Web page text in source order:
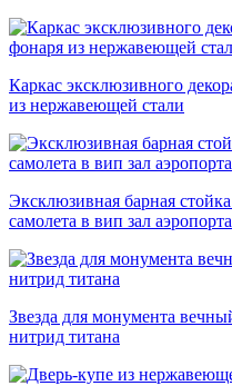
Каркас эксклюзивного
из нержавеющей стали
Эксклюзивная барная
самолета в вип зал аэропорта
Звезда для монумента
нитрид титана